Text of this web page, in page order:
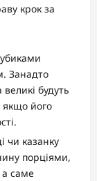
крок за
Занадто
будуть
його
чи казанку
порціями,
а саме